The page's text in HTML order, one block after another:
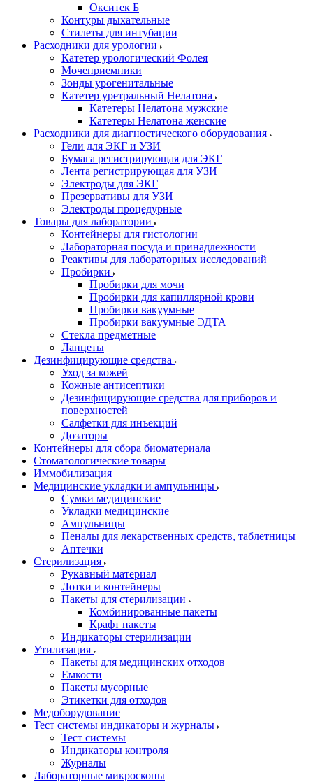
Окситек Б
Контуры дыхательные
Стилеты для интубации
Расходники для урологии
Катетер урологический Фолея
Мочеприемники
Зонды урогенитальные
Катетер уретральный Нелатона
Катетеры Нелатона мужские
Катетеры Нелатона женские
Расходники для диагностического оборудования
Гели для ЭКГ и УЗИ
Бумага регистрирующая для ЭКГ
Лента регистрирующая для УЗИ
Электроды для ЭКГ
Презервативы для УЗИ
Электроды процедурные
Товары для лаборатории
Контейнеры для гистологии
Лабораторная посуда и принадлежности
Реактивы для лабораторных исследований
Пробирки
Пробирки для мочи
Пробирки для капиллярной крови
Пробирки вакуумные
Пробирки вакуумные ЭДТА
Стекла предметные
Ланцеты
Дезинфицирующие средства
Уход за кожей
Кожные антисептики
Дезинфицирующие средства для приборов и
поверхностей
Салфетки для инъекций
Дозаторы
Контейнеры для сбора биоматериала
Стоматологические товары
Иммобилизация
Медицинские укладки и ампульницы
Сумки медицинские
Укладки медицинские
Ампульницы
Пеналы для лекарственных средств, таблетницы
Аптечки
Стерилизация
Рукавный материал
Лотки и контейнеры
Пакеты для стерилизации
Комбинированные пакеты
Крафт пакеты
Индикаторы стерилизации
Утилизация
Пакеты для медицинских отходов
Емкости
Пакеты мусорные
Этикетки для отходов
Медоборудование
Тест системы индикаторы и журналы
Тест системы
Индикаторы контроля
Журналы
Лабораторные микроскопы